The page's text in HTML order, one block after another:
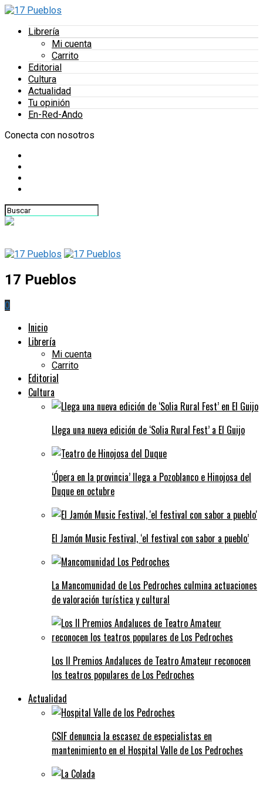
Librería
Mi cuenta
Carrito
Editorial
Cultura
Actualidad
Tu opinión
En-Red-Ando
Conecta con nosotros
17 Pueblos
0
Inicio
Librería
Mi cuenta
Carrito
Editorial
Cultura
Llega una nueva edición de ‘Solia Rural Fest’ a El Guijo
‘Ópera en la provincia’ llega a Pozoblanco e Hinojosa del
Duque en octubre
El Jamón Music Festival, ‘el festival con sabor a pueblo’
La Mancomunidad de Los Pedroches culmina actuaciones
de valoración turística y cultural
Los II Premios Andaluces de Teatro Amateur reconocen
los teatros populares de Los Pedroches
Actualidad
CSIF denuncia la escasez de especialistas en
mantenimiento en el Hospital Valle de Los Pedroches